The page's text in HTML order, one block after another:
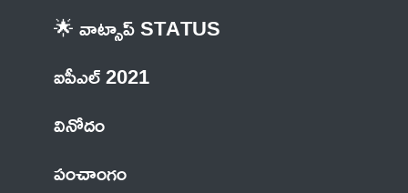
🌟 వాట్సాప్ STATUS
ఐపీఎల్ 2021
వినోదం
పంచాంగం